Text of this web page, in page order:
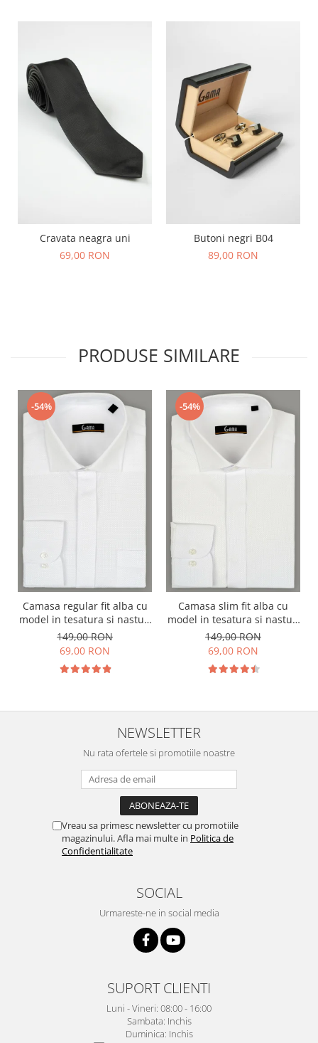
Cravata neagra uni
69,00 RON
Butoni negri B04
89,00 RON
PRODUSE SIMILARE
-54%
Camasa regular fit alba cu
model in tesatura si nasturi
ascunsi
149,00 RON
69,00 RON
-54%
Camasa slim fit alba cu
model in tesatura si nasturi
ascunsi
149,00 RON
69,00 RON
NEWSLETTER
Nu rata ofertele si promotiile noastre
Vreau sa primesc newsletter cu promotiile
magazinului. Afla mai multe in Politica de
Confidentialitate
SOCIAL
Urmareste-ne in social media
SUPORT CLIENTI
Luni - Vineri: 08:00 - 16:00
Sambata: Inchis
Duminica: Inchis